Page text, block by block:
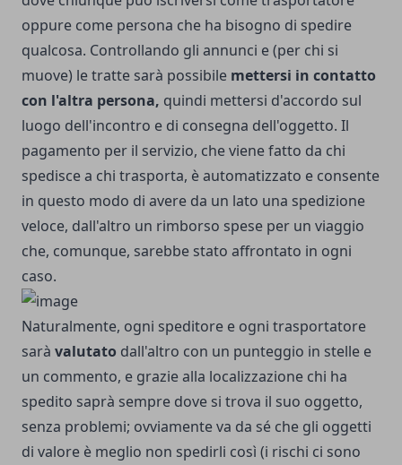
oppure come persona che ha bisogno di spedire
qualcosa. Controllando gli annunci e (per chi si
muove) le tratte sarà possibile mettersi in contatto
con l'altra persona, quindi mettersi d'accordo sul
luogo dell'incontro e di consegna dell'oggetto. Il
pagamento per il servizio, che viene fatto da chi
spedisce a chi trasporta, è automatizzato e consente
in questo modo di avere da un lato una spedizione
veloce, dall'altro un rimborso spese per un viaggio
che, comunque, sarebbe stato affrontato in ogni
caso.
Naturalmente, ogni speditore e ogni trasportatore
sarà valutato dall'altro con un punteggio in stelle e
un commento, e grazie alla localizzazione chi ha
spedito saprà sempre dove si trova il suo oggetto,
senza problemi; ovviamente va da sé che gli oggetti
di valore è meglio non spedirli così (i rischi ci sono